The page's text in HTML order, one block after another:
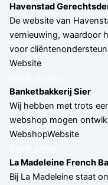
Havenstad
De website van
vernieuwing, waardoor
voor
Website
Banketbakkerij Sier
Wij hebben met trots
webshop mogen
WebshopWebsite
La Madeleine French
Bij La Madeleine staat